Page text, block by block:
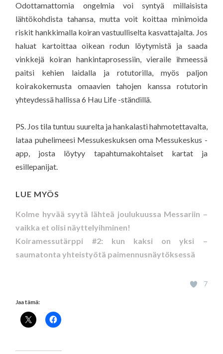
Odottamattomia ongelmia voi syntyä millaisista
lähtökohdista tahansa, mutta voit koittaa minimoida
riskit hankkimalla koiran vastuulliselta kasvattajalta. Jos
haluat kartoittaa oikean rodun löytymistä ja saada
vinkkejä koiran hankintaprosessiin, vieraile ihmeessä
paitsi kehien laidalla ja rotutorilla, myös paljon
koirakokemusta omaavien tahojen kanssa rotutorin
yhteydessä hallissa 6 Hau Life -ständillä.
PS. Jos tila tuntuu suurelta ja hankalasti hahmotettavalta,
lataa puhelimeesi Messukeskuksen oma Messukeskus -
app, josta löytyy tapahtumakohtaiset kartat ja
esillepanijat.
LUE MYÖS
Kolme hyvää syytä lähteä joulukuussa Messariin –
vaikka et olisi näyttelyihminen!
Koiramessutärppi #2: kun kaksi on yksi –
saumatonta yhteistyötä paimennusnäytöksessä
7
Jaa tämä: